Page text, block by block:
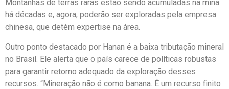
Montanhas de terras raras estão sendo acumuladas na mina
há décadas e, agora, poderão ser exploradas pela empresa
chinesa, que detém expertise na área.
Outro ponto destacado por Hanan é a baixa tributação mineral
no Brasil. Ele alerta que o país carece de políticas robustas
para garantir retorno adequado da exploração desses
recursos. “Mineração não é como banana. É um recurso finito